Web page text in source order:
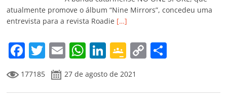
ro
o
m
atualmente promove o álbum “Nine Mirrors”, concedeu uma
entrevista para a revista Roadie […]
F
a
c
e
T
w
itt
er
E
m
ai
l
W
at
s
Li
n
k
e
G
o
o
gl
C
y p
177185 27 de agosto de 2021